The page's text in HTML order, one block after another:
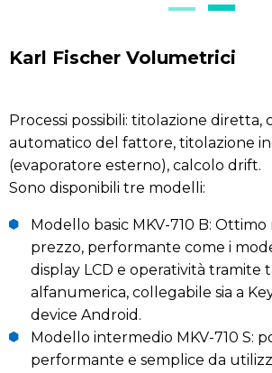
Karl Fischer Volumetrici
Processi possibili: titolazione diretta,
automatico del fattore, titolazione
(evaporatore esterno), calcolo drift.
Sono disponibili tre modelli:
Modello basic MKV-710 B:
prezzo, performante come i
display LCD e operatività tramite
alfanumerica, collegabile sia a
device Android.
Modello intermedio MKV-710 S:
performante e semplice da